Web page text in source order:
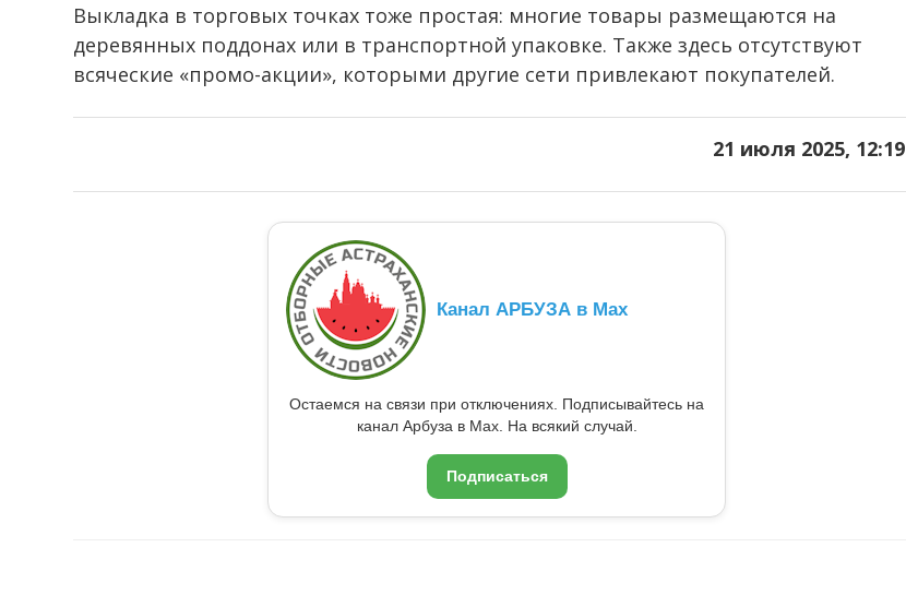
Выкладка в торговых точках тоже простая: многие товары размещаются на
деревянных поддонах или в транспортной упаковке. Также здесь отсутствуют
всяческие «промо-акции», которыми другие сети привлекают покупателей.
21 июля 2025, 12:19
Канал АРБУЗА в Max
Остаемся на связи при отключениях. Подписывайтесь на
канал Арбуза в Max. На всякий случай.
Подписаться